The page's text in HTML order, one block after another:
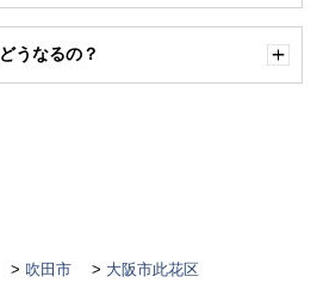
く
うなるの？
く
吹田市 大阪市此花区